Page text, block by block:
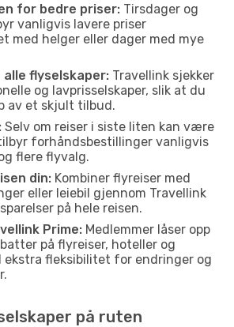
for bedre priser: Tirsdager og
vanligvis lavere priser
med helger eller dager med mye
alle flyselskaper: Travellink sjekker
og lavprisselskaper, slik at du
av et skjult tilbud.
Selv om reiser i siste liten kan være
forhåndsbestillinger vanligvis
flere flyvalg.
din: Kombiner flyreiser med
eller leiebil gjennom Travellink
på hele reisen.
Prime: Medlemmer låser opp
på flyreiser, hoteller og
ekstra fleksibilitet for endringer og
på ruten